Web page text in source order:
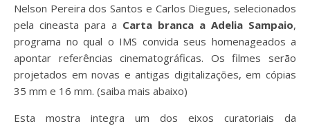
Nelson Pereira dos Santos e Carlos Diegues, selecionados
pela cineasta para a Carta branca a Adelia Sampaio,
programa no qual o IMS convida seus homenageados a
apontar referências cinematográficas. Os filmes serão
projetados em novas e antigas digitalizações, em cópias
35 mm e 16 mm. (saiba mais abaixo)
Esta mostra integra um dos eixos curatoriais da